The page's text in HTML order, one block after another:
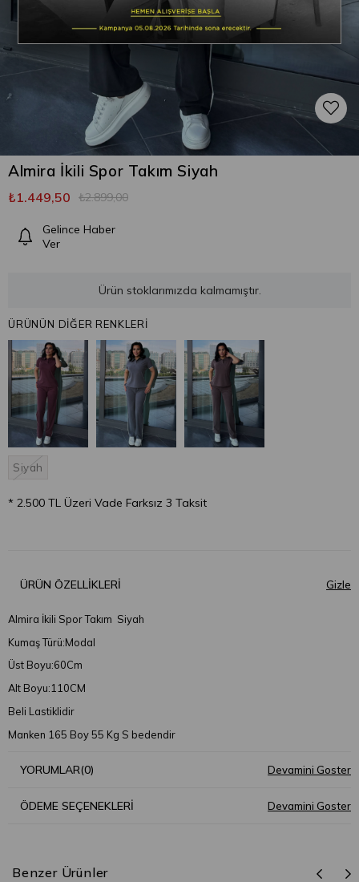
Almira İkili Spor Takım Siyah
₺2.899,00
₺1.449,50
Gelince Haber
Ver
Ürün stoklarımızda kalmamıştır.
ÜRÜNÜN DİĞER RENKLERİ
Siyah
* 2.500 TL Üzeri Vade Farksız 3 Taksit
ÜRÜN ÖZELLIKLERI
Almira İkili Spor Takım Siyah
Kumaş Türü:Modal
Üst Boyu:60Cm
Alt Boyu:110CM
Beli Lastiklidir
Manken 165 Boy 55 Kg S bedendir
YORUMLAR(0)
ÖDEME SEÇENEKLERI
Benzer Ürünler